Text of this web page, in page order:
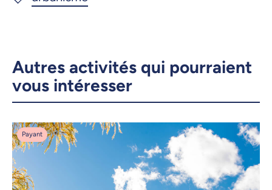
Autres activités qui pourraient
vous intéresser
Payant